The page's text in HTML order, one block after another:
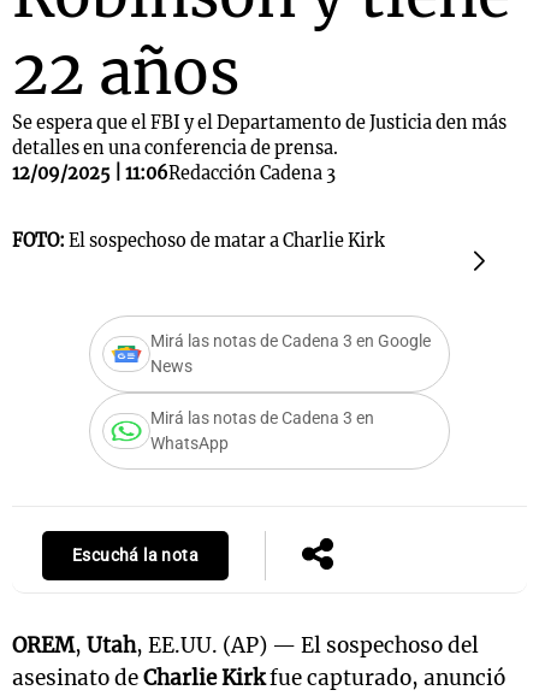
22 años
Se espera que el FBI y el Departamento de Justicia den más
detalles en una conferencia de prensa.
12/09/2025 | 11:06Redacción Cadena 3
FOTO: El sospechoso de matar a Charlie Kirk
Mirá las notas de Cadena 3 en Google
News
Mirá las notas de Cadena 3 en
WhatsApp
Escuchá la nota
OREM, Utah, EE.UU. (AP) — El sospechoso del
asesinato deCharlie Kirkfue capturado, anunció
Notas
Mundial 2026